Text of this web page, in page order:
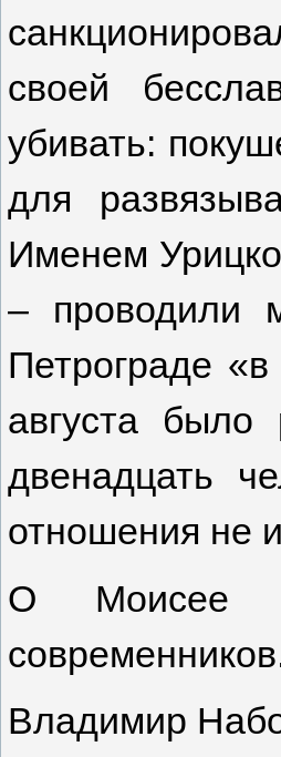
своей
убивать:
для
Именем
– проводили
Петрограде
августа было
двенадцать
отношения не
О Моисее
Владимир